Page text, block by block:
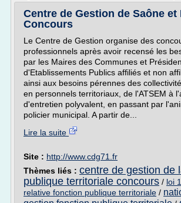
Centre de Gestion de Saône et
Concours
Le Centre de Gestion organise des
professionnels après avoir recensé les
par les Maires des Communes et
d'Etablissements Publics affiliés et non
ainsi aux besoins pérennes des
en personnels territoriaux, de l'ATSEM à
d'entretien polyvalent, en passant par
policier municipal. A partir de...
Lire la suite
Site : http://www.cdg71.fr
Thèmes liés : centre de gestion de
publique territoriale concours / loi
relative fonction publique territoriale /